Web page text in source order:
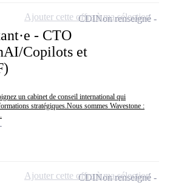
- CTO
Copilots et
un cabinet de conseil international qui
stratégiques.Nous sommes Wavestone :
CDINon renseigné
Ajouter cette offre à ma sélection
CDINon renseigné
Ajouter cette offre à ma sélection